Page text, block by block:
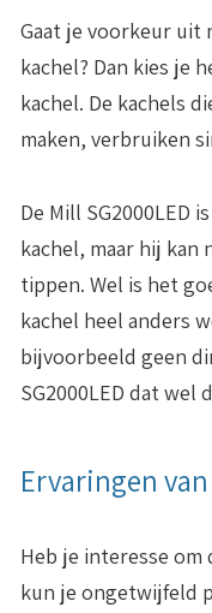
Gaat je voorkeur uit
kachel? Dan kies je
kachel. De kachels
maken, verbruiken
De Mill SG2000LED
kachel, maar hij kan
tippen. Wel is het
kachel heel anders
bijvoorbeeld geen
SG2000LED dat wel
Ervaringen
Heb je interesse om
kun je ongetwijfeld